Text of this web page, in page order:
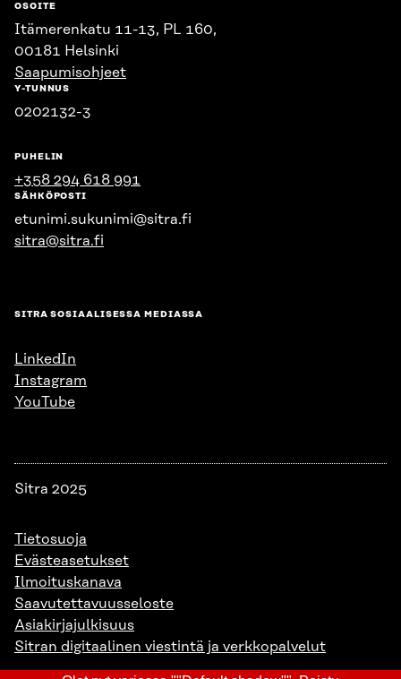
OSOITE
Itämerenkatu 11-13, PL 160,
00181 Helsinki
Saapumisohjeet
Y-TUNNUS
0202132-3
PUHELIN
+358 294 618 991
SÄHKÖPOSTI
etunimi.sukunimi@sitra.fi
sitra@sitra.fi
SITRA SOSIAALISESSA MEDIASSA
LinkedIn
Instagram
YouTube
Sitra 2025
Tietosuoja
Evästeasetukset
Ilmoituskanava
Saavutettavuusseloste
Asiakirjajulkisuus
Sitran digitaalinen viestintä ja verkkopalvelut